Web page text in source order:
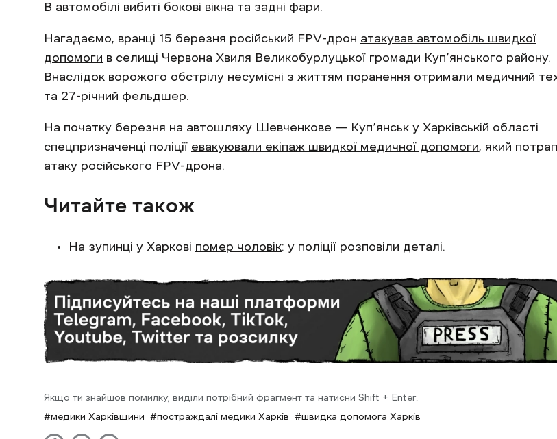
В автомобілі вибиті бокові вікна та задні фари.
Нагадаємо, вранці 15 березня російський FPV-дрон атакував автомобіль швидкої
допомоги в селищі Червона Хвиля Великобурлуцької громади Куп’янського району.
Внаслідок ворожого обстрілу несумісні з життям поранення отримали медичний
та 27-річний фельдшер.
На початку березня на автошляху Шевченкове — Куп’янськ у Харківській області
спецпризначенці поліції евакуювали екіпаж швидкої медичної допомоги, який
атаку російського FPV-дрона.
Читайте також
На зупинці у Харкові помер чоловік: у поліції розповіли деталі.
Якщо ти знайшов помилку, виділи потрібний фрагмент та натисни Shift + Enter.
медики Харківщини
постраждалі медики Харків швидка допомога Харків